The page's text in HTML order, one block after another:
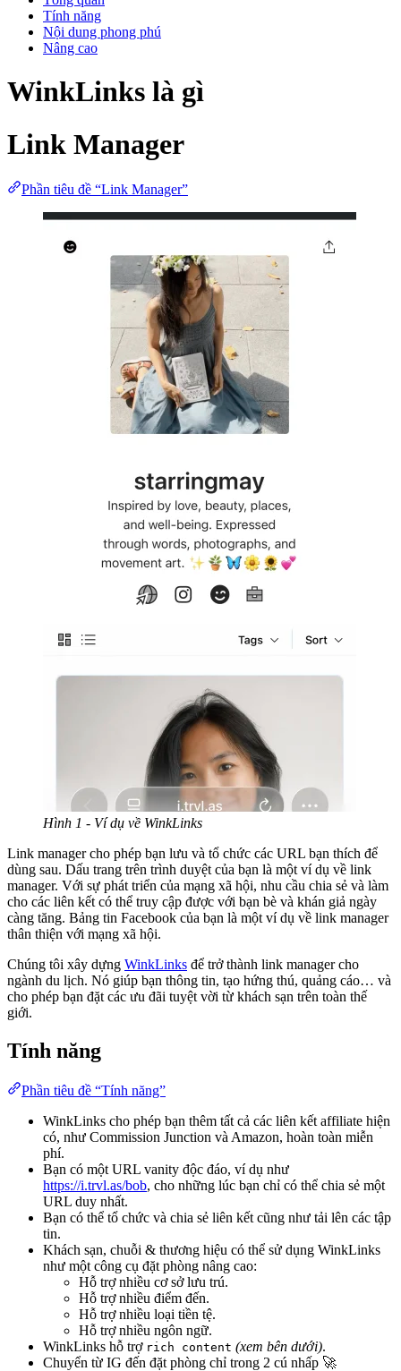
Tính năng
Nội dung phong phú
Nâng cao
WinkLinks là gì
Link Manager
Phần tiêu đề “Link Manager”
Hình 1 - Ví dụ về WinkLinks
Link manager cho phép bạn lưu và tổ chức các URL bạn thích để
dùng sau. Dấu trang trên trình duyệt của bạn là một ví dụ về link
manager. Với sự phát triển của mạng xã hội, nhu cầu chia sẻ và làm
cho các liên kết có thể truy cập được với bạn bè và khán giả ngày
càng tăng. Bảng tin Facebook của bạn là một ví dụ về link manager
thân thiện với mạng xã hội.
Chúng tôi xây dựng WinkLinks để trở thành link manager cho
ngành du lịch. Nó giúp bạn thông tin, tạo hứng thú, quảng cáo… và
cho phép bạn đặt các ưu đãi tuyệt vời từ khách sạn trên toàn thế
giới.
Tính năng
Phần tiêu đề “Tính năng”
WinkLinks cho phép bạn thêm tất cả các liên kết affiliate hiện
có, như Commission Junction và Amazon, hoàn toàn miễn
phí.
Bạn có một URL vanity độc đáo, ví dụ như
https://i.trvl.as/bob, cho những lúc bạn chỉ có thể chia sẻ một
URL duy nhất.
Bạn có thể tổ chức và chia sẻ liên kết cũng như tải lên các tập
tin.
Khách sạn, chuỗi & thương hiệu có thể sử dụng WinkLinks
như một công cụ đặt phòng nâng cao:
Hỗ trợ nhiều cơ sở lưu trú.
Hỗ trợ nhiều điểm đến.
Hỗ trợ nhiều loại tiền tệ.
Hỗ trợ nhiều ngôn ngữ.
WinkLinks hỗ trợ rich content (xem bên dưới).
Chuyển từ IG đến đặt phòng chỉ trong 2 cú nhấp 🚀